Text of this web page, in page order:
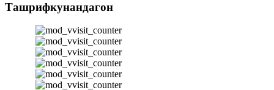
Ташрифкунандагон